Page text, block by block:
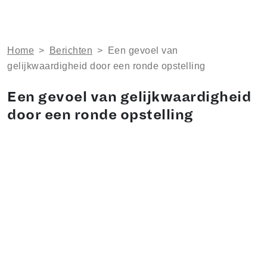
Home > Berichten >
Een gevoel van
gelijkwaardigheid door een ronde opstelling
Een gevoel van gelijkwaardigheid
door een ronde opstelling